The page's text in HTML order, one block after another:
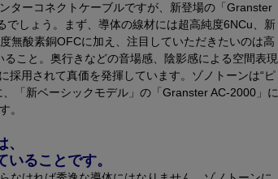
ターコネクトケーブルですが、新登場の「Granster
でしょう。まず、導体の線材には超高純度6NCu、新
無酸素銅OFCに加え、注目していただきたいのは高
こと。奥行きなどの音場感、陰影感による空間表現
採用されて真価を発揮しています。ゾノトーンは“ピ
「新ベーシックモデル」の「Granster AC-2000」に
。
ることです。